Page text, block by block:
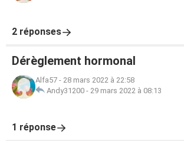
2 réponses
Dérèglement hormonal
Alfa57 - 28 mars 2022 à 22:58
Andy31200 - 29 mars 2022 à 08:13
1 réponse